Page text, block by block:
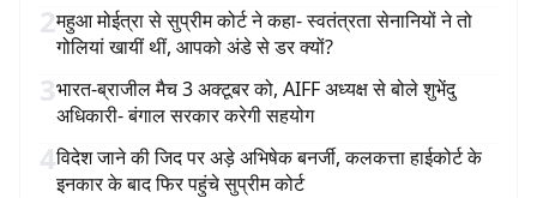
2महुआ मोईत्रा से सुप्रीम कोर्ट ने कहा- स्वतंत्रता सेनानियों ने तो
गोलियां खायीं थीं, आपको अंडे से डर क्यों?
3भारत-ब्राजील मैच 3 अक्टूबर को, AIFF अध्यक्ष से बोले शुभेंदु
अधिकारी- बंगाल सरकार करेगी सहयोग
4विदेश जाने की जिद पर अड़े अभिषेक बनर्जी, कलकत्ता हाईकोर्ट के
इनकार के बाद फिर पहुंचे सुप्रीम कोर्ट